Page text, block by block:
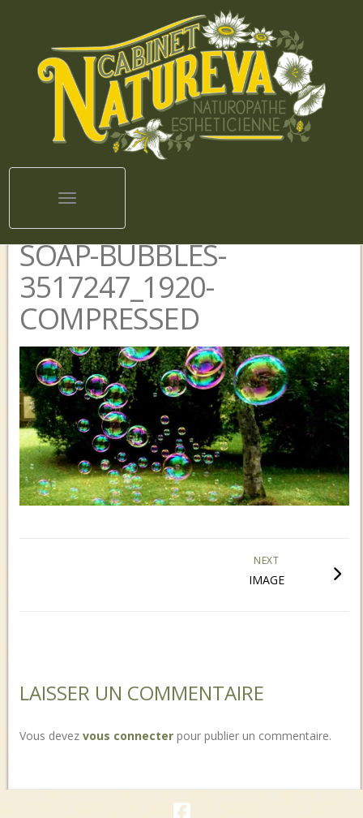
Toggle navigation
SOAP-BUBBLES-
3517247_1920-
COMPRESSED
NEXT
IMAGE
LAISSER UN COMMENTAIRE
Vous devez vous connecterpour publier un commentaire.